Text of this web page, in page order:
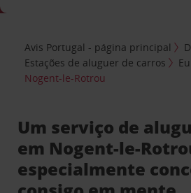
Avis Portugal - página principal
Estações de aluguer de carros
Nogent-le-Rotrou
Um serviço de
em Nogent-le-
especialmente